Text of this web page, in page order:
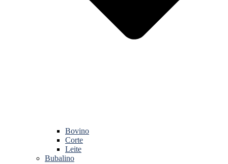
Bovino
Corte
Leite
Bubalino